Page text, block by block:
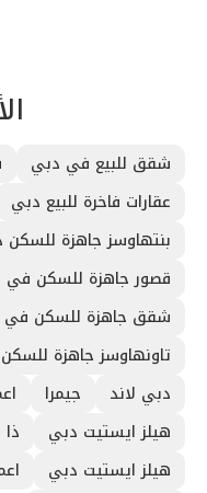
شقق للبيع في دبي
عقارات فاخرة للبيع دبي
بنتهاوسز جاهزة
قصور جاهزة للسكن
شقق جاهزة للسكن
تاونهاوسز جاهزة
دبي لاند
جيمرا
هيلز ايستيت دبي
هيلز ايستيت دبي